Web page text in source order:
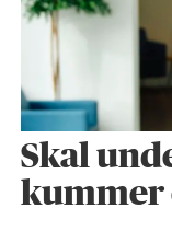
Skal
kummer